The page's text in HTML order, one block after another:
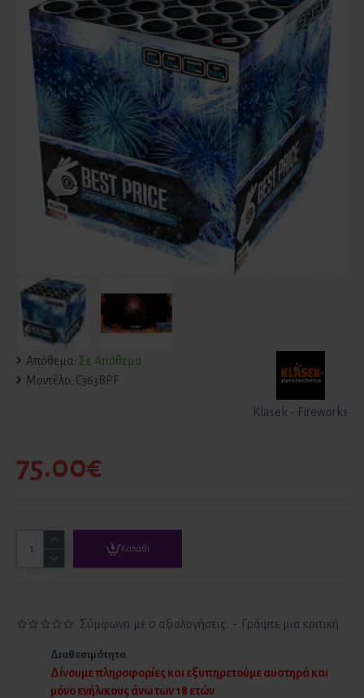
Απόθεμα: Σε Απόθεμα
Μοντέλο: C363BPF
Klasek - Fireworks
Σύμφωνα με 0 αξιολογήσεις. - Γράψτε μια κριτική
75.00€
Καλάθι
Διαθεσιμότητα
Δίνουμε πληροφορίες και εξυπηρετούμε αυστηρά και
μόνο ενήλικους άνω των 18 ετών